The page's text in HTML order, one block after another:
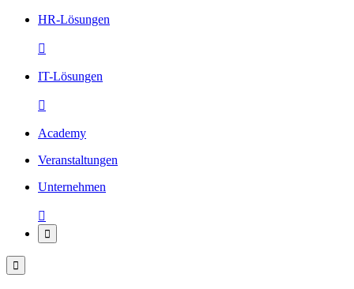
HR-Lösungen

IT-Lösungen

Academy
Veranstaltungen
Unternehmen


